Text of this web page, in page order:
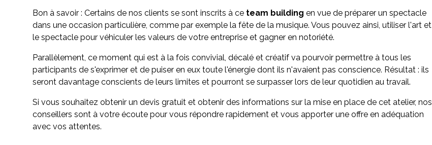
Bon à savoir : Certains de nos clients se sont inscrits à ce team building en vue de préparer un spectacle
dans une occasion particulière, comme par exemple la fête de la musique. Vous pouvez ainsi, utiliser l'art et
le spectacle pour véhiculer les valeurs de votre entreprise et gagner en notoriété.
Parallèlement, ce moment qui est à la fois convivial, décalé et créatif va pourvoir permettre à tous les
participants de s'exprimer et de puiser en eux toute l'énergie dont ils n'avaient pas conscience. Résultat : ils
seront davantage conscients de leurs limites et pourront se surpasser lors de leur quotidien au travail.
Si vous souhaitez obtenir un devis gratuit et obtenir des informations sur la mise en place de cet atelier, nos
conseillers sont à votre écoute pour vous répondre rapidement et vous apporter une offre en adéquation
avec vos attentes.